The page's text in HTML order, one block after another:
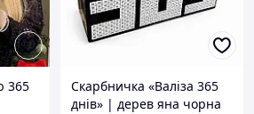
365 Скарбничка «Валіза 365
днів» | дерев яна чорна